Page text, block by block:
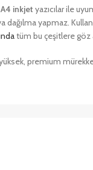
A4 inkjet yazıcılar ile
yapmaz.
tüm bu çeşitlere göz
premium